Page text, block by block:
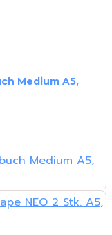
Medium A5,